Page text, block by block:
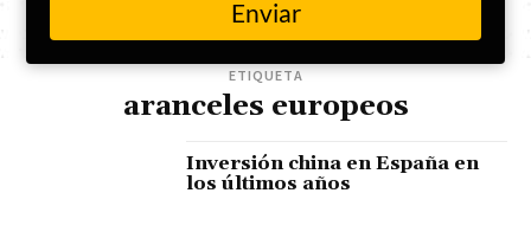
ETIQUETA
aranceles europeos
Inversión china en España en
los últimos años
Enviar